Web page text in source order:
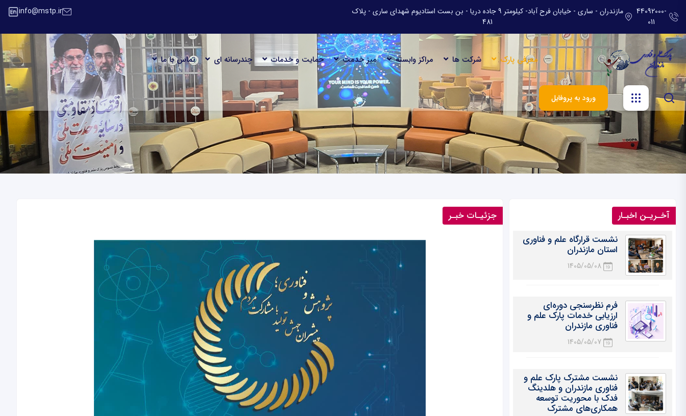
44092000-
011
مازندران - ساری - خیابان فرح آباد- کیلومتر 9 جاده دریا - بن بست استادیوم شهدای ساری - پلاک
481
info@mstp.ir
معرفی پارک شرکت ها مراکز وابسته میز خدمت حمایت و خدمات چندرسانه ای تماس با ما
ورود به پروفایل
جزئیـات خبـر
آخـریـن اخبـار
نشست قرارگاه علم و فناوری
استان مازندران
1405/05/08
فرم نظرسنجی دوره‌ای
ارزیابی خدمات پارک علم و
فناوری مازندران
1405/05/07
نشست مشترک پارک علم و
فناوری مازندران و هلدینگ
فدک با محوریت توسعه
همکاری‌های مشترک